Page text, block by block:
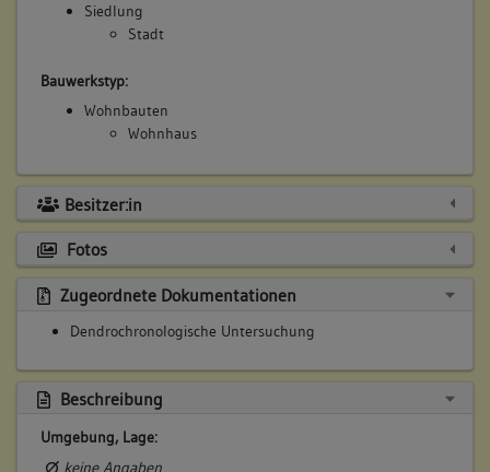
Siedlung
Stadt
Bauwerkstyp:
Wohnbauten
Wohnhaus
Besitzer:in
Fotos
Zugeordnete Dokumentationen
Dendrochronologische Untersuchung
Beschreibung
Umgebung, Lage:
keine Angaben